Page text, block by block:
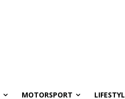
MOTORSPORT